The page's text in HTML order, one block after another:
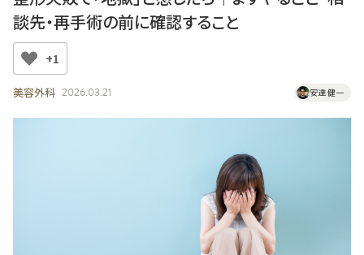
談先・再手術の前に確認すること
+1
美容外科 2026.03.21 安達 健一